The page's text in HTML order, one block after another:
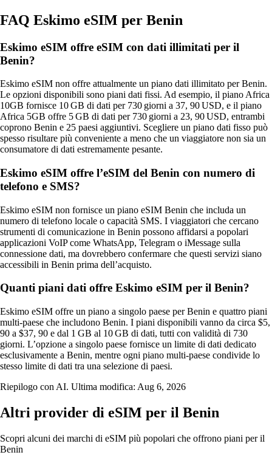
FAQ Eskimo eSIM per Benin
Eskimo eSIM offre eSIM con dati illimitati per il
Benin?
Eskimo eSIM non offre attualmente un piano dati illimitato per Benin.
Le opzioni disponibili sono piani dati fissi. Ad esempio, il piano Africa
10GB fornisce 10 GB di dati per 730 giorni a 37, 90 USD, e il piano
Africa 5GB offre 5 GB di dati per 730 giorni a 23, 90 USD, entrambi
coprono Benin e 25 paesi aggiuntivi. Scegliere un piano dati fisso può
spesso risultare più conveniente a meno che un viaggiatore non sia un
consumatore di dati estremamente pesante.
Eskimo eSIM offre l’eSIM del Benin con numero di
telefono e SMS?
Eskimo eSIM non fornisce un piano eSIM Benin che includa un
numero di telefono locale o capacità SMS. I viaggiatori che cercano
strumenti di comunicazione in Benin possono affidarsi a popolari
applicazioni VoIP come WhatsApp, Telegram o iMessage sulla
connessione dati, ma dovrebbero confermare che questi servizi siano
accessibili in Benin prima dell’acquisto.
Quanti piani dati offre Eskimo eSIM per il Benin?
Eskimo eSIM offre un piano a singolo paese per Benin e quattro piani
multi‑paese che includono Benin. I piani disponibili vanno da circa $5,
90 a $37, 90 e dal 1 GB al 10 GB di dati, tutti con validità di 730
giorni. L’opzione a singolo paese fornisce un limite di dati dedicato
esclusivamente a Benin, mentre ogni piano multi‑paese condivide lo
stesso limite di dati tra una selezione di paesi.
Riepilogo con AI. Ultima modifica: Aug 6, 2026
Altri provider di eSIM per il Benin
Scopri alcuni dei marchi di eSIM più popolari che offrono piani per il
Benin